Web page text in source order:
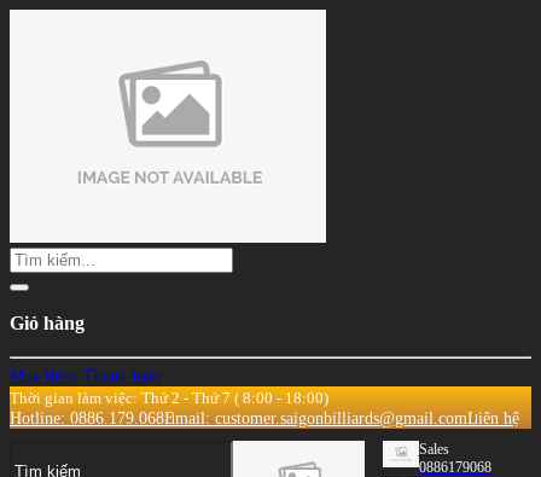
Giỏ hàng
Mua thêm Thanh toán
Thời gian làm việc: Thứ 2 - Thứ 7 ( 8:00 - 18:00)
Hotline: 0886.179.068Email: customer.saigonbilliards@gmail.comLiên hệ
Sales
0886179068